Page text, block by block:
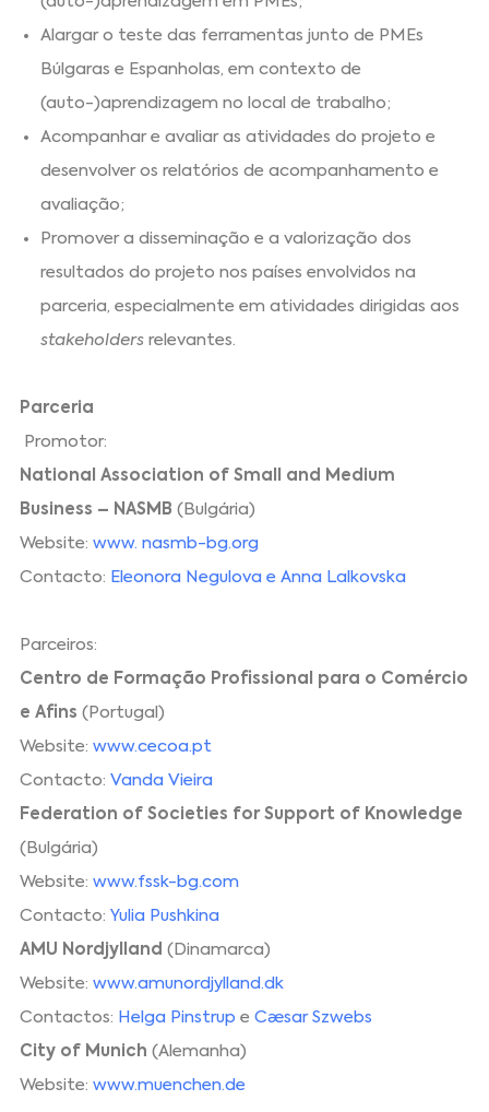
Alargar o teste das ferramentas junto de PMEs
Búlgaras e Espanholas, em contexto de
(auto-)aprendizagem no local de trabalho;
Acompanhar e avaliar as atividades do projeto e
desenvolver os relatórios de acompanhamento e
avaliação;
Promover a disseminação e a valorização dos
resultados do projeto nos países envolvidos na
parceria, especialmente em atividades dirigidas aos
stakeholdersrelevantes.
Parceria
Promotor:
National Association of Small and Medium
Business – NASMB (Bulgária)
Website:www. nasmb-bg.org
Contacto: Eleonora Negulova e Anna Lalkovska
Parceiros:
Centro de Formação Profissional para o Comércio
e Afins (Portugal)
Website:www.cecoa.pt
Contacto:Vanda Vieira
Federation of Societies for Support of Knowledge
(Bulgária)
Website:www.fssk-bg.com
Contacto:Yulia Pushkina
AMU Nordjylland (Dinamarca)
Website:www.amunordjylland.dk
Contactos: Helga Pinstrup eCæsar Szwebs
City of Munich (Alemanha)
Website:www.muenchen.de